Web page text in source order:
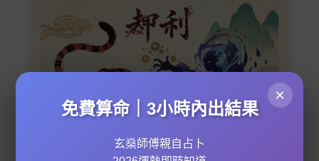
×
免費算命｜3小時內出結果
玄燊師傅親自占卜